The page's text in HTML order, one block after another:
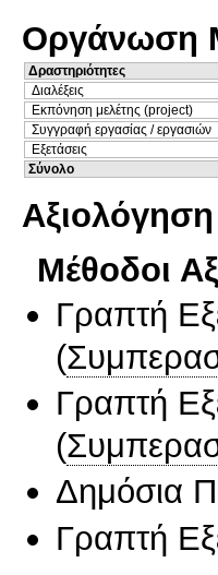
Οργάνωση
Δραστηριότητες
Διαλέξεις
Εκπόνηση μελέτης (project)
Συγγραφή εργασίας / εργασιών
Εξετάσεις
Σύνολο
Μέθοδοι
Γραπτή
(
Γραπτή
(
Δημόσια
Γραπτή